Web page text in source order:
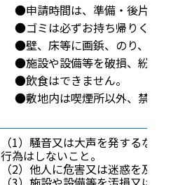
●申請時間は、準備・後片付け
●ゴミは必ずお持ち帰りくださ
●壁、床等に画鋲、のり、粘着
●施設や設備等を破損、紛失さ
●飲食はできません。
●敷地内は喫煙所
（1）騒音又は大声を発するなど
行為はしないこと。
（2）他人に危害又は迷惑を及ぼ